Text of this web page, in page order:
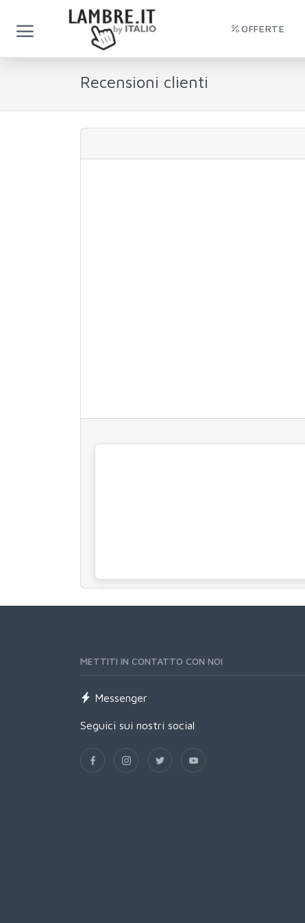
OFFERTE
Recensioni clienti
METTITI IN CONTATTO CON NOI
Messenger
Seguici sui nostri social